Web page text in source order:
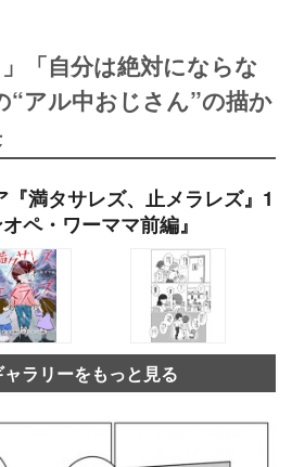
」「自分は絶対にならな
“アル中おじさん”の描か
『満タサレズ、止メラレズ』1
ペ・ワーママ前編』
ラリーをもっと見る